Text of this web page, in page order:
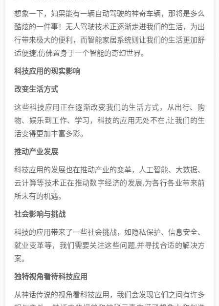
想象一下，如果能有一辆自动驾驶的神奇车辆，那将是多么
酷炫的一件事！无人驾驶技术正逐渐走进我们的生活，为出
行带来极大的便利，而智能家居系统则让我们的生活更加舒
适便捷,仿佛置身于一个智能的奇幻世界。
科技应用的现实影响
改变生活方式
这些科技应用正在逐渐改变我们的生活方式，从出行、购
物、娱乐到工作、学习，科技的应用无处不在,让我们的生
活变得更加丰富多彩。
推动产业发展
科技应用的发展也在推动产业的变革，人工智能、大数据、
云计算等技术正在推动数字经济的发展,为各行各业带来前
所未有的机遇。
社会影响与挑战
科技的应用带来了一些社会挑战，如隐私保护、信息安全、
就业变革等，我们需要关注这些问题,并寻找合适的解决方
案。
独特视角看待科技应用
从神话传说的视角看科技应用，我们会发现它们之间有许多